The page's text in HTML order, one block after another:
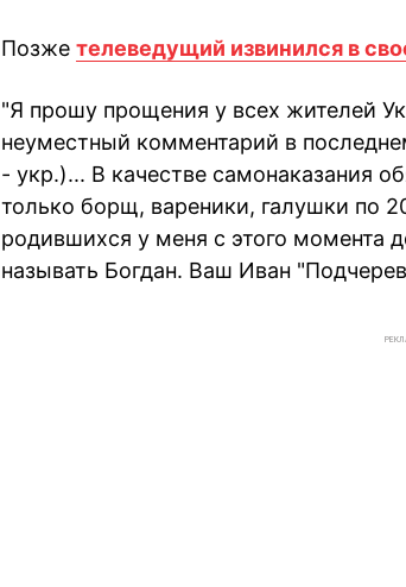
Позже телеведущий извинился в
"Я прошу прощения у всех жителей
неуместный комментарий в
- укр.)... В качестве самонаказания
только борщ, вареники, галушки по
родившихся у меня с этого момента
называть Богдан. Ваш Иван